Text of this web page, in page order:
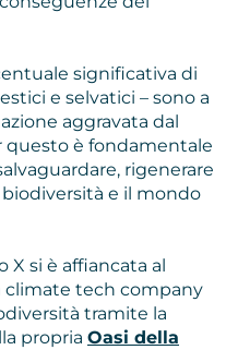
significativa di
e selvatici – sono a
aggravata dal
questo è fondamentale
rigenerare
e il mondo
X si è affiancata al
climate tech company
tramite la
propria Oasi della